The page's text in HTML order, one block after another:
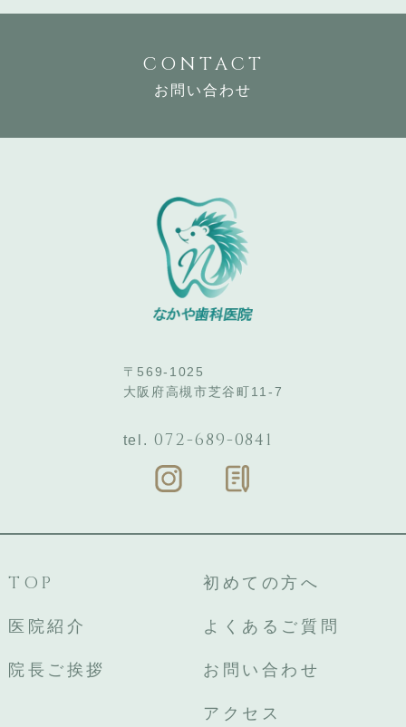
CONTACT
お問い合わせ
〒569-1025
大阪府高槻市芝谷町11-7
tel. 072-689-0841
TOP
医院紹介
院長ご挨拶
初めての方へ
よくあるご質問
お問い合わせ
アクセス